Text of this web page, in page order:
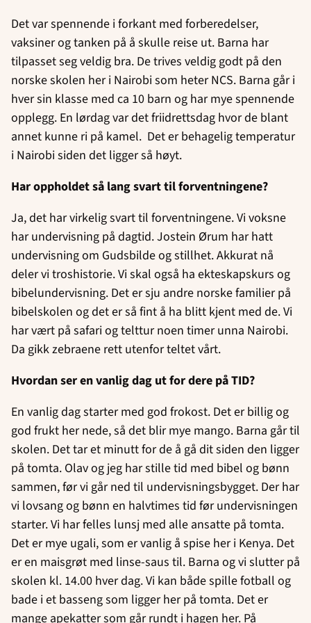
Det var spennende i forkant med forberedelser,
vaksiner og tanken på å skulle reise ut. Barna har
tilpasset seg veldig bra. De trives veldig godt på den
norske skolen her i Nairobi som heter NCS. Barna går i
hver sin klasse med ca 10 barn og har mye spennende
opplegg. En lørdag var det friidrettsdag hvor de blant
annet kunne ri på kamel. Det er behagelig temperatur
i Nairobi siden det ligger så høyt.
Har oppholdet så lang svart til forventningene?
Ja, det har virkelig svart til forventningene. Vi voksne
har undervisning på dagtid. Jostein Ørum har hatt
undervisning om Gudsbilde og stillhet. Akkurat nå
deler vi troshistorie. Vi skal også ha ekteskapskurs og
bibelundervisning. Det er sju andre norske familier på
bibelskolen og det er så fint å ha blitt kjent med de. Vi
har vært på safari og telttur noen timer unna Nairobi.
Da gikk zebraene rett utenfor teltet vårt.
Hvordan ser en vanlig dag ut for dere på TID?
En vanlig dag starter med god frokost. Det er billig og
god frukt her nede, så det blir mye mango. Barna går til
skolen. Det tar et minutt for de å gå dit siden den ligger
på tomta. Olav og jeg har stille tid med bibel og bønn
sammen, før vi går ned til undervisningsbygget. Der har
vi lovsang og bønn en halvtimes tid før undervisningen
starter. Vi har felles lunsj med alle ansatte på tomta.
Det er mye ugali, som er vanlig å spise her i Kenya. Det
er en maisgrøt med linse-saus til. Barna og vi slutter på
skolen kl. 14.00 hver dag. Vi kan både spille fotball og
bade i et basseng som ligger her på tomta. Det er
mange apekatter som går rundt i hagen her. På